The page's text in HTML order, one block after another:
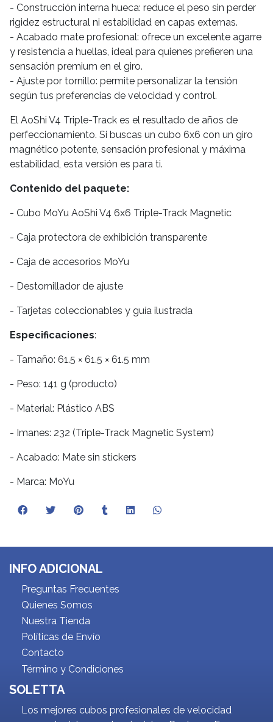
- Construcción interna hueca: reduce el peso sin perder
rigidez estructural ni estabilidad en capas externas.
- Acabado mate profesional: ofrece un excelente agarre
y resistencia a huellas, ideal para quienes prefieren una
sensación premium en el giro.
- Ajuste por tornillo: permite personalizar la tensión
según tus preferencias de velocidad y control.
El AoShi V4 Triple-Track es el resultado de años de
perfeccionamiento. Si buscas un cubo 6x6 con un giro
magnético potente, sensación profesional y máxima
estabilidad, esta versión es para ti.
Contenido del paquete:
- Cubo MoYu AoShi V4 6x6 Triple-Track Magnetic
- Caja protectora de exhibición transparente
- Caja de accesorios MoYu
- Destornillador de ajuste
- Tarjetas coleccionables y guía ilustrada
Especificaciones:
- Tamaño: 61.5 × 61.5 × 61.5 mm
- Peso: 141 g (producto)
- Material: Plástico ABS
- Imanes: 232 (Triple-Track Magnetic System)
- Acabado: Mate sin stickers
- Marca: MoYu
INFO ADICIONAL
Preguntas Frecuentes
Quienes Somos
Nuestra Tienda
Políticas de Envío
Contacto
Término y Condiciones
SOLETTA
Los mejores cubos profesionales de velocidad